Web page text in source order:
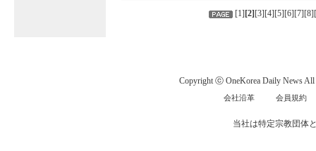
[1] [2] [3][4][5][6][7][8][
Copyright ⓒ OneKorea Daily News All
会社沿革 会員規約
当社は特定宗教団体